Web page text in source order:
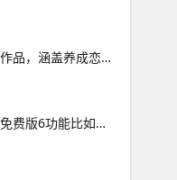
似的游戏包括以下作品，涵盖养成恋爱像素风格及互动机制等维度1 与狐妖的日常生活由制作组开发，核心玩法为养成+多结局，CG质量较高，支持安卓与PC双平台游戏以狐妖角色为核心，通过日常互动推进剧情，结局分支受玩家选择影响，与我与空狐的日常的“角色陪伴+；5 田舍生活WINTERSUMME
荐楼主用烈日辅助免费版6功能比如有u中变服一键设置，3定点烈火，1过攻击超速，t近身抗拒，1锁定鼠标位置，q被攻击使用随机，i录制挂机脚本，幼一键合击，W自动练功，5楼主可以去看看，这应该就是您所需要的吧脸蔬愉茂拷园询骤 现在的辅助都差不多但不。烈日辅助免费版是一款深受玩家喜爱的轩辕传奇辅助